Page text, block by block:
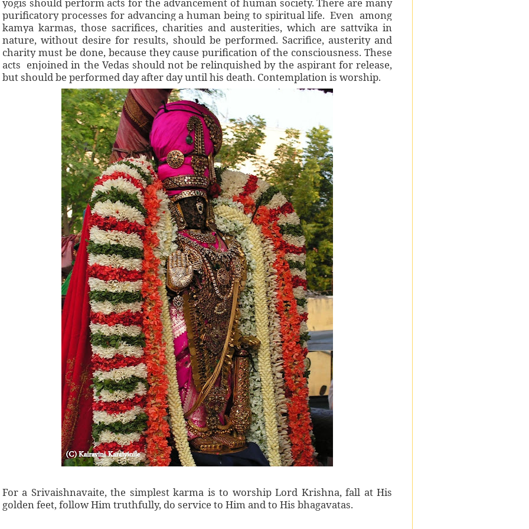
yogis should perform acts for the advancement of human society. There are many
purificatory processes for advancing a human being to spiritual life. Even among
kamya karmas, those sacrifices, charities and austerities, which are sattvika in
nature, without desire for results, should be performed. Sacrifice, austerity and
charity must be done, because they cause purification of the consciousness. These
acts enjoined in the Vedas should not be relinquished by the aspirant for release,
but should be performed day after day until his death. Contemplation is worship.
For a Srivaishnavaite, the simplest karma is to worship Lord Krishna, fall at His
golden feet, follow Him truthfully, do service to Him and to His bhagavatas.